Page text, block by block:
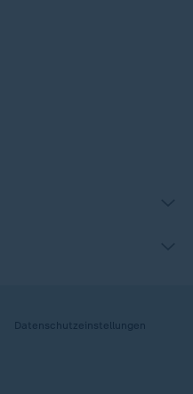
Datenschutzeinstellungen